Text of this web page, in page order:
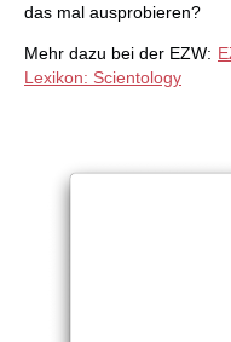
das mal ausprobieren?
Mehr dazu bei der EZW:
Lexikon: Scientology